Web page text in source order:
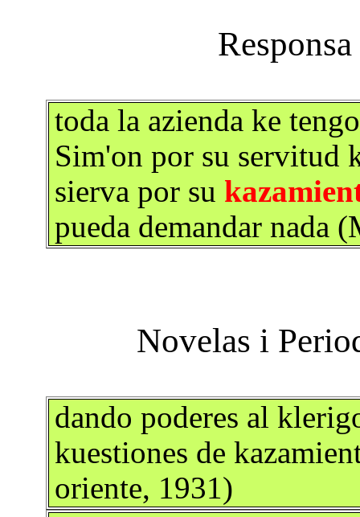
toda la azienda ke
Sim'on por su servitud
sierva por su
pueda demandar nada
dando poderes al
kuestiones de
oriente, 1931)